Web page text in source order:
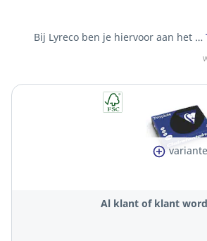
Bij Lyreco ben je hiervoor aan het …
Al klant of klant